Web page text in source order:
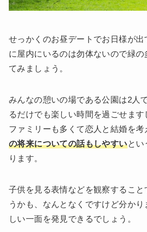
せっかくのお昼デートでお日様が出
に屋内にいるのは勿体ないので緑の
てみましょう。
みんなの憩いの場である公園は2人
るだけでも楽しい時間を過ごせま
ファミリーも多くて恋人と結婚を考
の将来についての話もしやすいとい
ります。
子供を見る表情などを観察するこ
うかも、なんとなくですけど分か
しい一面を発見できるでしょう。